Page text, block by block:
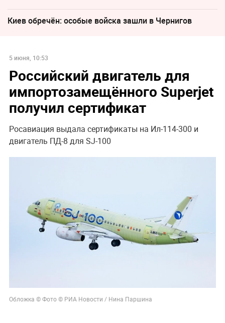
Киев обречён: особые войска зашли в Чернигов
5 июня, 10:53
Российский двигатель для
импортозамещённого Superjet
получил сертификат
Росавиация выдала сертификаты на Ил-114-300 и
двигатель ПД-8 для SJ-100
Обложка © Фото © РИА Новости / Нина Паршина